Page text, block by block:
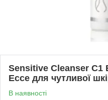
Sensitive Cleanser С1
Ессе для чутливої
В наявності